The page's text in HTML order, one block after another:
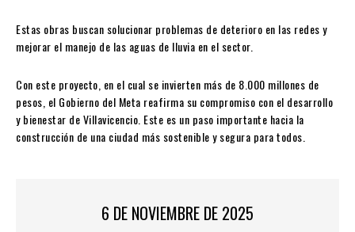
Estas obras buscan solucionar problemas de deterioro en las redes y
mejorar el manejo de las aguas de lluvia en el sector.
Con este proyecto, en el cual se invierten más de 8.000 millones de
pesos, el Gobierno del Meta reafirma su compromiso con el desarrollo
y bienestar de Villavicencio. Este es un paso importante hacia la
construcción de una ciudad más sostenible y segura para todos.
6 DE NOVIEMBRE DE 2025